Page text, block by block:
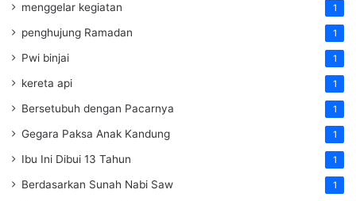
menggelar kegiatan 1
penghujung Ramadan 1
Pwi binjai 1
kereta api 1
Bersetubuh dengan Pacarnya 1
Gegara Paksa Anak Kandung 1
Ibu Ini Dibui 13 Tahun 1
Berdasarkan Sunah Nabi Saw 1